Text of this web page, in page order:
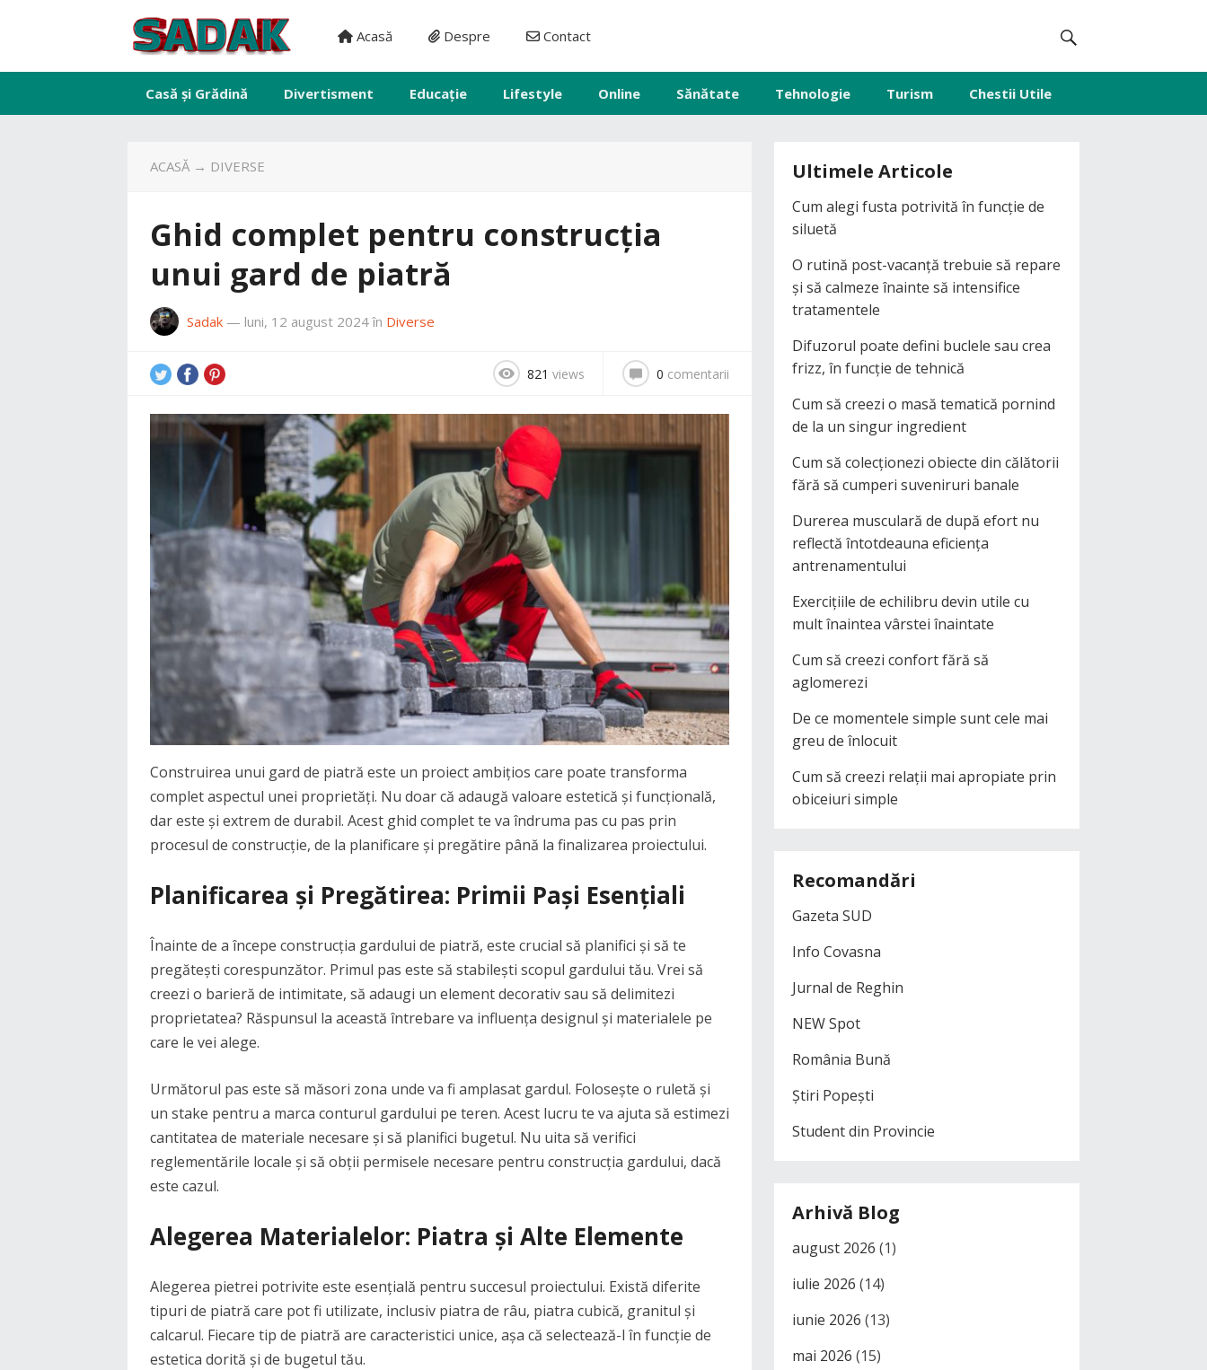
Acasă Despre Contact
Casă și Grădină Divertisment Educație Lifestyle Online Sănătate Tehnologie Turism Chestii Utile
ACASĂ→ DIVERSE
Ghid complet pentru construcția
unui gard de piatră
Sadak — luni, 12 august 2024 în Diverse
821 views 0 comentarii
Construirea unui gard de piatră este un proiect ambițios care poate transforma
complet aspectul unei proprietăți. Nu doar că adaugă valoare estetică și funcțională,
dar este și extrem de durabil. Acest ghid complet te va îndruma pas cu pas prin
procesul de construcție, de la planificare și pregătire până la finalizarea proiectului.
Planificarea și Pregătirea: Primii Pași Esențiali
Înainte de a începe construcția gardului de piatră, este crucial să planifici și să te
pregătești corespunzător. Primul pas este să stabilești scopul gardului tău. Vrei să
creezi o barieră de intimitate, să adaugi un element decorativ sau să delimitezi
proprietatea? Răspunsul la această întrebare va influența designul și materialele pe
care le vei alege.
Următorul pas este să măsori zona unde va fi amplasat gardul. Folosește o ruletă și
un stake pentru a marca conturul gardului pe teren. Acest lucru te va ajuta să estimezi
cantitatea de materiale necesare și să planifici bugetul. Nu uita să verifici
reglementările locale și să obții permisele necesare pentru construcția gardului, dacă
este cazul.
Alegerea Materialelor: Piatra și Alte Elemente
Alegerea pietrei potrivite este esențială pentru succesul proiectului. Există diferite
tipuri de piatră care pot fi utilizate, inclusiv piatra de râu, piatra cubică, granitul și
calcarul. Fiecare tip de piatră are caracteristici unice, așa că selectează-l în funcție de
estetica dorită și de bugetul tău.
Ultimele Articole
Cum alegi fusta potrivită în funcție de
siluetă
O rutină post-vacanță trebuie să repare
și să calmeze înainte să intensifice
tratamentele
Difuzorul poate defini buclele sau crea
frizz, în funcție de tehnică
Cum să creezi o masă tematică pornind
de la un singur ingredient
Cum să colecționezi obiecte din călătorii
fără să cumperi suveniruri banale
Durerea musculară de după efort nu
reflectă întotdeauna eficiența
antrenamentului
Exercițiile de echilibru devin utile cu
mult înaintea vârstei înaintate
Cum să creezi confort fără să
aglomerezi
De ce momentele simple sunt cele mai
greu de înlocuit
Cum să creezi relații mai apropiate prin
obiceiuri simple
Recomandări
Gazeta SUD
Info Covasna
Jurnal de Reghin
NEW Spot
România Bună
Știri Popești
Student din Provincie
Arhivă Blog
august 2026 (1)
iulie 2026 (14)
iunie 2026 (13)
mai 2026 (15)